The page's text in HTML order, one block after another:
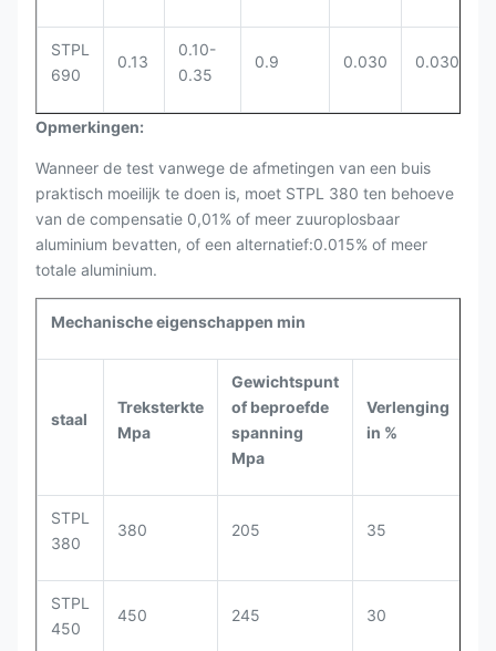
STPL
690
0.13
0.10-
0.35
0.9 0.030 0.030
Opmerkingen:
Wanneer de test vanwege de afmetingen van een buis
praktisch moeilijk te doen is, moet STPL 380 ten behoeve
van de compensatie 0,01% of meer zuuroplosbaar
aluminium bevatten, of een alternatief:0.015% of meer
totale aluminium.
Mechanische eigenschappen min
staal
Treksterkte
Mpa
Gewichtspunt
of beproefde
spanning
Mpa
Verlenging
in %
STPL
380
380 205 35
STPL
450
450 245 30